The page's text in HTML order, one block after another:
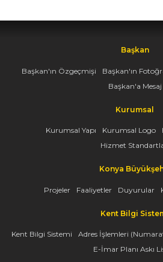
Başkan
Başkan'ın Özgeçmişi Başkan'ın
Başkan'a Mesaj
Kurumsal
Kurumsal Yapı Kurumsal Logo
Hizmet
Konya
Projeler Faaliyetler Duyurular
Kent Bilgi
Kent Bilgi Sistemi Adres İşlemleri
E-İmar Planı Askı